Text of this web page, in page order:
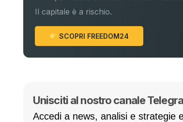
Il capitale è a rischio.
SCOPRI FREEDOM24
Unisciti al nostro canale
Accedi a news, analisi e strategie